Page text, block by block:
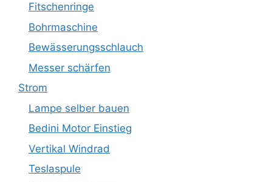
Fitschenringe
Bohrmaschine
Bewässerungsschlauch
Messer schärfen
Strom
Lampe selber bauen
Bedini Motor Einstieg
Vertikal Windrad
Teslaspule